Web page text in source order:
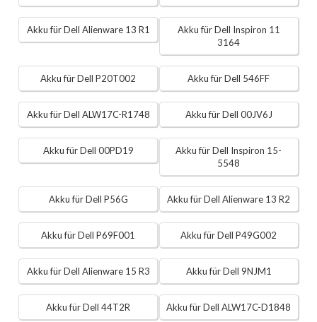
Akku für Dell Alienware 13 R1
Akku für Dell Inspiron 11
3164
Akku für Dell P20T002 Akku für Dell 546FF
Akku für Dell ALW17C-R1748 Akku für Dell 00JV6J
Akku für Dell 00PD19
Akku für Dell Inspiron 15-
5548
Akku für Dell P56G Akku für Dell Alienware 13 R2
Akku für Dell P69F001 Akku für Dell P49G002
Akku für Dell Alienware 15 R3 Akku für Dell 9NJM1
Akku für Dell 44T2R Akku für Dell ALW17C-D1848